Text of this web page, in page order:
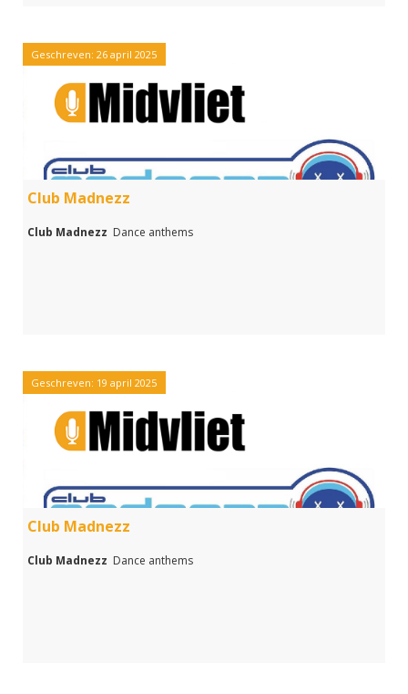
Geschreven: 26 april 2025
Club Madnezz
Club Madnezz Dance anthems
Geschreven: 19 april 2025
Club Madnezz
Club Madnezz Dance anthems